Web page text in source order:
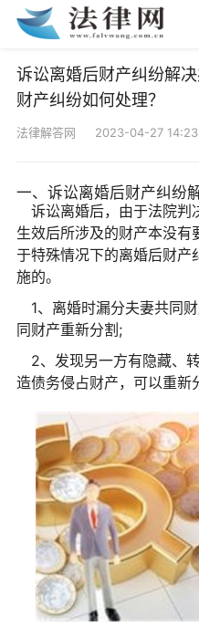
诉讼离婚后财产纠纷解
财产纠纷如何处理？
法律解答网 2023-04-27
一、诉讼离婚后财产纠纷
诉讼离婚后，由于法院判
生效后所涉及的财产本没
于特殊情况下的离婚后财产
施的。
1、离婚时漏分夫妻共同
同财产重新分割;
2、发现另一方有隐藏、
造债务侵占财产，可以重新